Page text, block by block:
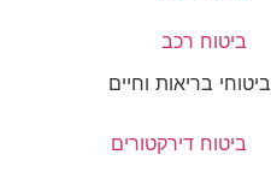
ביטוח רכב
ביטוחי בריאות וחיים
ביטוח דירקטורים